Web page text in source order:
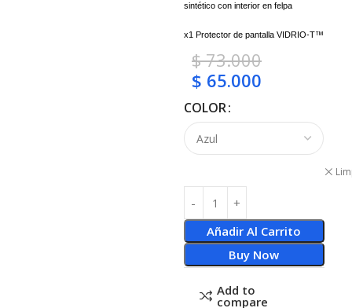
sintético con interior en felpa
x1 Protector de pantalla VIDRIO-T™
$73.000
$ 65.000
COLOR
Añadir Al Carrito
Buy Now
Add to
compare